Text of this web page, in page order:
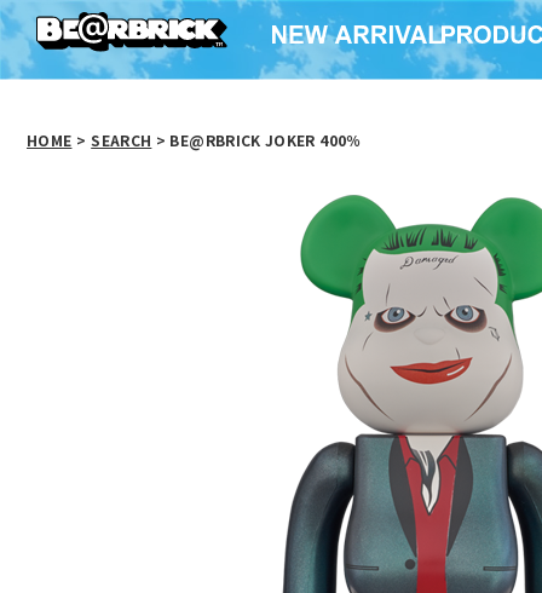
HOME > SEARCH > BE@RBRICK JOKER 400％